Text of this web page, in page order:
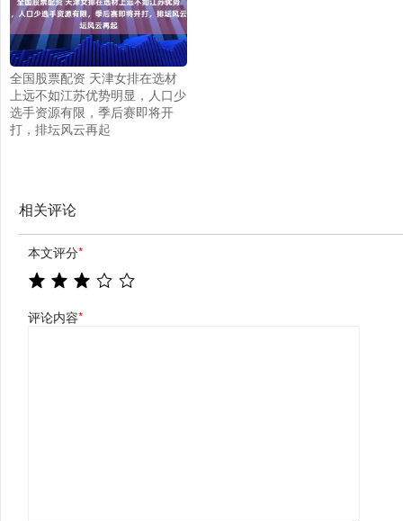
全国股票配资 天津女排在选材
上远不如江苏优势明显，人口少
选手资源有限，季后赛即将开
打，排坛风云再起
相关评论
本文评分*
评论内容*